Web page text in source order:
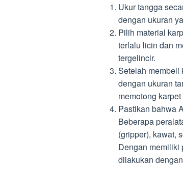
Ukur tangga
dengan ukuran
Pilih material
terlalu licin dan
tergelincir.
Setelah membeli
dengan ukuran
memotong
Pastikan bahwa
Beberapa
(gripper), kawat,
Dengan memiliki
dilakukan